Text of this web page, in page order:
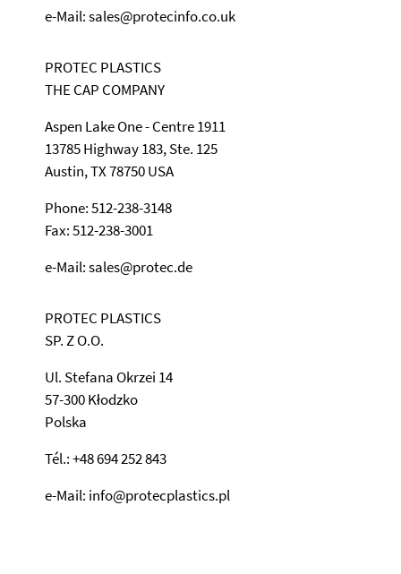
e-Mail: sales@protecinfo.co.uk
PROTEC PLASTICS
THE CAP COMPANY
Aspen Lake One - Centre 1911
13785 Highway 183, Ste. 125
Austin, TX 78750 USA
Phone: 512-238-3148
Fax: 512-238-3001
e-Mail: sales@protec.de
PROTEC PLASTICS
SP. Z O.O.
Ul. Stefana Okrzei 14
57-300 Kłodzko
Polska
Tél.: +48 694 252 843
e-Mail: info@protecplastics.pl